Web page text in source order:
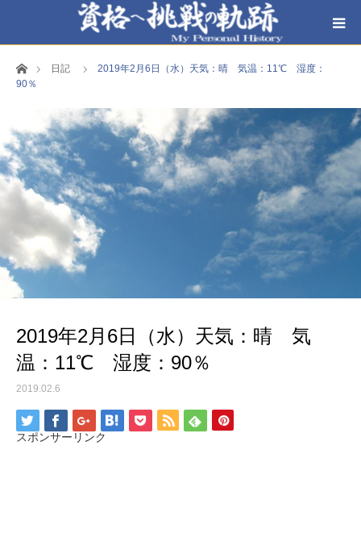
ホーム日記
2019年2月6日（水）天気：晴 気温：11℃ 湿度：
90％
2019年2月6日（水）天気：晴 気
温：11℃ 湿度：90％
2019.02.6
スポンサーリンク